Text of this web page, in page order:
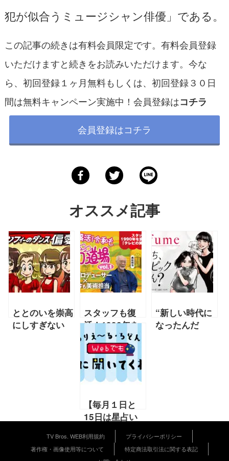
犯が似合うミュージシャン俳優」である。
この記事の続きは有料会員限定です。有料会員登録
いただけますと続きをお読みいただけます。今な
ら、初回登録１ヶ月無料もしくは、初回登録３０日
間は無料キャンペーン実施中！会員登録はコチラ
会員登録はコチラ
オススメ記事
ととのいを崇高
にしすぎない
スタッフも復
活！1990年を
またいで実感し
た「テレビの笑
い」の変化とは
『復活！令和も
お笑いマンガ道
場』vol.1
“新しい時代に
なったんだ
ち、語リンピッ
クせん？』
【毎月１日と
15日は星占い
の日！】12／
15～12／31の
運勢 【ありえ
TV Bros. WEB利用規約
プライバシーポリシー
著作権・画像使用等について
特定商法取引法に関する表記